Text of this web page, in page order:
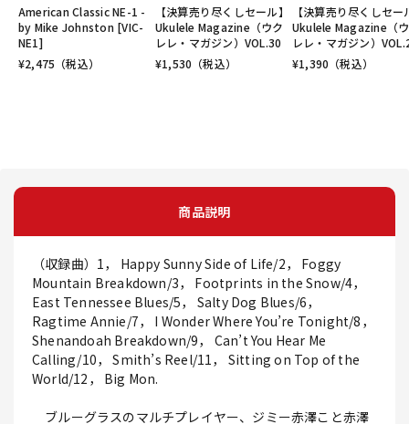
American Classic NE-1 -
by Mike Johnston [VIC-
NE1]
¥2,475 （税込）
【決算売り尽くしセール】
Ukulele Magazine（ウク
レレ・マガジン）VOL.30
¥1,530 （税込）
【決算売り尽くしセー
Ukulele Magazine（
レレ・マガジン）
¥1,390 （税込）
商品説明
（収録曲）1， Happy Sunny Side of Life/2， Foggy
Mountain Breakdown/3， Footprints in the Snow/4，
East Tennessee Blues/5， Salty Dog Blues/6，
Ragtime Annie/7， I Wonder Where You’re Tonight/8，
Shenandoah Breakdown/9， Can’t You Hear Me
Calling/10， Smith’s Reel/11， Sitting on Top of the
World/12， Big Mon.
ブルーグラスのマルチプレイヤー、ジミー赤澤こと赤澤